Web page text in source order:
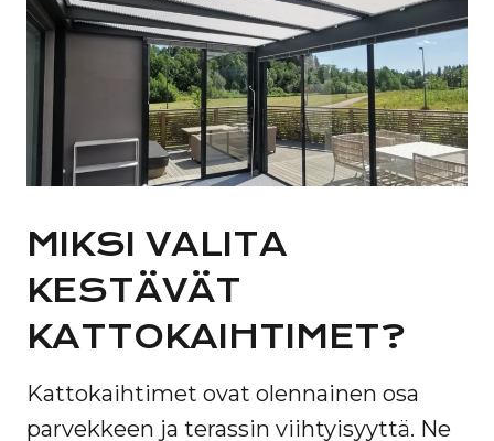
MIKSI VALITA
KESTÄVÄT
KATTOKAIHTIMET?
Kattokaihtimet ovat olennainen osa
parvekkeen ja terassin viihtyisyyttä. Ne